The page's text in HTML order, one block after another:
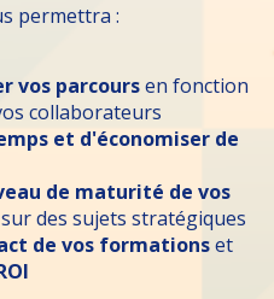
permettra :
vos parcoursen fonction
collaborateurs
et d'économiser de
de maturité de vos
sur des sujets stratégiques
de vos formationset